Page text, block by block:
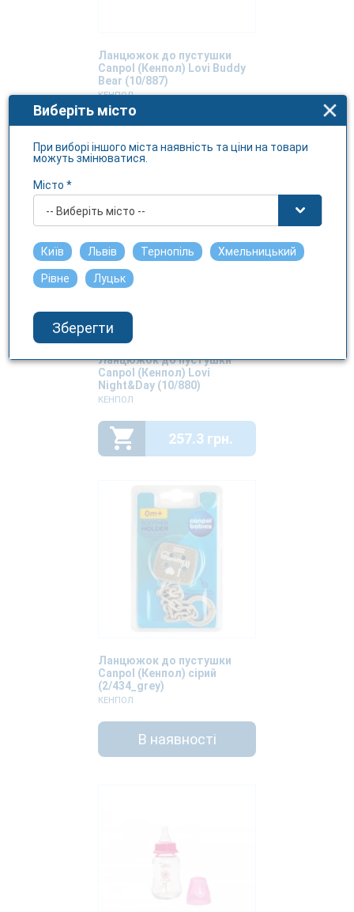
Ланцюжок до пустушки
Canpol (Кенпол) Lovi Buddy
Bear (10/887)
КЕНПОЛ
Ланцюжок до пустушки
Canpol (Кенпол) Lovi
Night&Day (10/880)
КЕНПОЛ
257.3 грн.
Ланцюжок до пустушки
Canpol (Кенпол) сірий
(2/434_grey)
КЕНПОЛ
В наявності
Виберіть місто
При виборі іншого міста наявність та ціни на товари
можуть змінюватися.
Місто *
-- Виберіть місто --
Київ Львів Тернопіль Хмельницький
Рівне Луцьк
Зберегти